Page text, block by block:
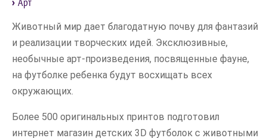
Животный мир дает благодатную почву для фантазий
и реализации творческих идей. Эксклюзивные,
необычные арт-произведения, посвященные фауне,
на футболке ребенка будут восхищать всех
окружающих.
Более 500 оригинальных принтов подготовил
интернет магазин детских 3D футболок с животными